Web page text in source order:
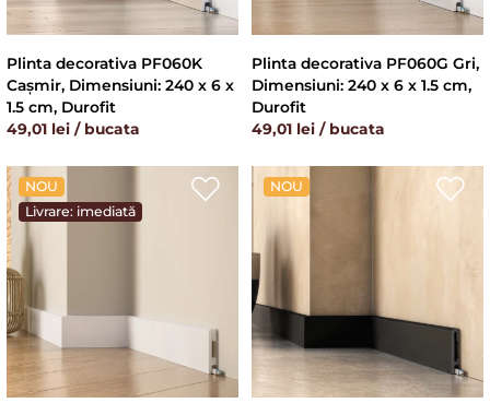
Plinta decorativa PF060K
Cașmir, Dimensiuni: 240 x 6 x
1.5 cm, Durofit
49,01 lei / bucata
Plinta decorativa PF060G Gri,
Dimensiuni: 240 x 6 x 1.5 cm,
Durofit
49,01 lei / bucata
NOU
Livrare: imediată
NOU